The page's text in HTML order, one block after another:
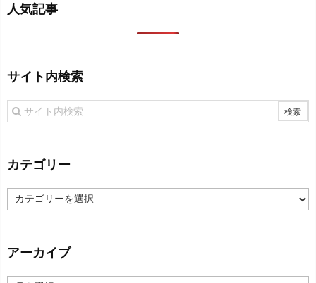
人気記事
サイト内検索
カテゴリー
カ
テ
ー
アーカイブ